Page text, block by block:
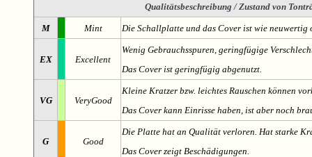
Qualitätsbeschreibung / Zustand von
M Mint Die Schallplatte und das Cover ist wie
EX Excellent
Wenig Gebrauchsspuren, geringfügige
Das Cover ist geringfügig abgenutzt.
VG VeryGood
Kleine Kratzer bzw. leichtes Rauschen können
Das Cover kann Einrisse haben, ist aber noch
G Good
Die Platte hat an Qualität verloren. Hat starke
Das Cover zeigt Beschädigungen.